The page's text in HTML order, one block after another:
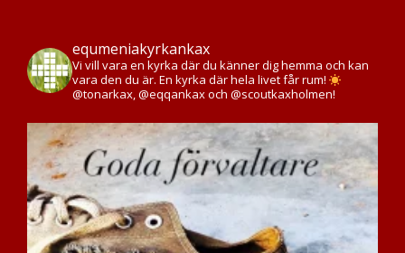
equmeniakyrkankax
Vi vill vara en kyrka där du känner dig hemma och kan
vara den du är. En kyrka där hela livet får rum!
@tonarkax, @eqqankax och @scoutkaxholmen!